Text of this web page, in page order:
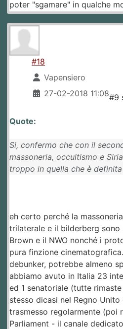
poter "sgamare" in qualche
#18
Vapensiero
27-02-2018 11:08#9
Quote:
Si, confermo che con il
massoneria, occultismo e
troppo in quella che è definita
eh certo perché la
trilaterale e il bilderberg
Brown e il NWO nonché i
pura finzione
debunker, potrebbe almeno
abbiamo avuto in Italia 23
ed 1 senatoriale (tutte
stesso dicasi nel Regno
trasmesso regolarmente (poi
Parliament - il canale